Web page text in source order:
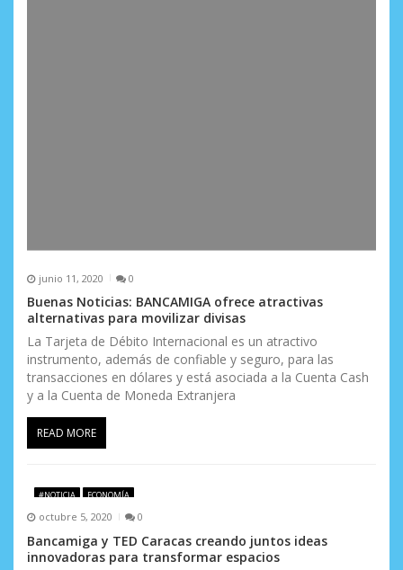
junio 11, 2020 0
Buenas Noticias: BANCAMIGA ofrece atractivas
alternativas para movilizar divisas
La Tarjeta de Débito Internacional es un atractivo
instrumento, además de confiable y seguro, para las
transacciones en dólares y está asociada a la Cuenta Cash
y a la Cuenta de Moneda Extranjera
READ MORE
#NOTICIA ECONOMÍA
octubre 5, 2020 0
Bancamiga y TED Caracas creando juntos ideas
innovadoras para transformar espacios